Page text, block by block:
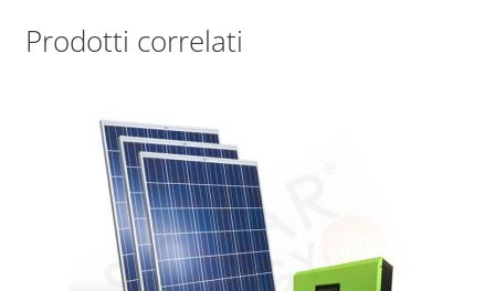
Prodotti correlati